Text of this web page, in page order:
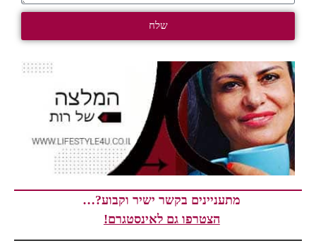
שלח
מתעניינים בקשר ישיר וקבוע?…
הצטרפו גם לאינסטגרם!